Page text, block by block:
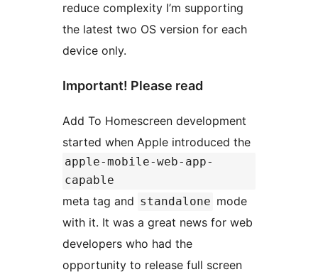
reduce complexity I’m supporting
the latest two OS version for each
device only.
Important! Please read
Add To Homescreen development
started when Apple introduced the
apple-mobile-web-app-
capable
meta tag and standalone mode
with it. It was a great news for web
developers who had the
opportunity to release full screen